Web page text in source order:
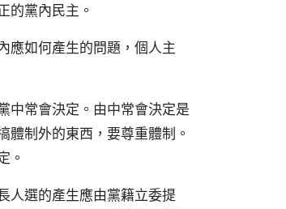
的黨內民主。
應如何產生的問題，個人主
中常會決定。由中常會決定是
制外的東西，要尊重體制。
。
人選的產生應由黨籍立委提